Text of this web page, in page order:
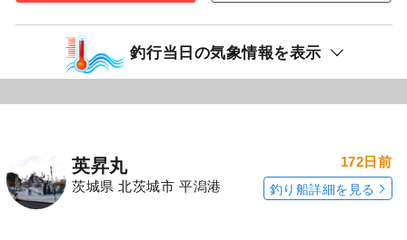
釣行当日の気象情報を表示
英昇丸
茨城県 北茨城市 平潟港
172日前
釣り船詳細を見る